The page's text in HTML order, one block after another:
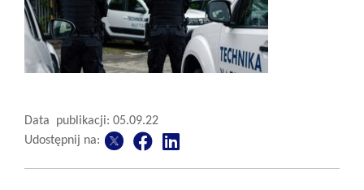
Data publikacji: 05.09.22
Udostępnij na: